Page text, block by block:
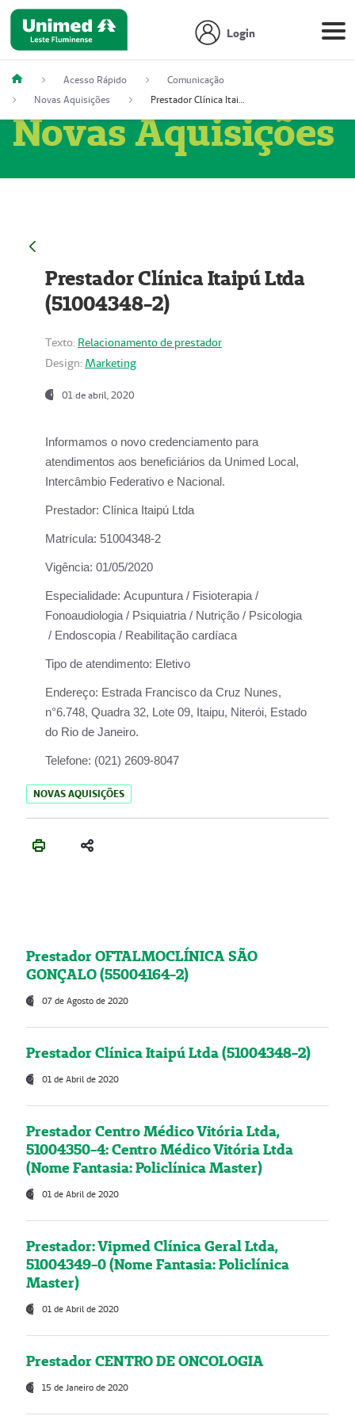
Login
Acesso Rápido
Comunicação
Novas Aquisições
Prestador Clínica Itaipú Ltda (51004348-2)
Novas Aquisições
Prestador Clínica Itaipú Ltda
(51004348-2)
Texto: Relacionamento de prestador
Design: Marketing
01 de abril, 2020
Informamos o novo credenciamento para
atendimentos aos beneficiários da Unimed Local,
Intercâmbio Federativo e Nacional.
Prestador: Clínica Itaipú Ltda
Matrícula: 51004348-2
Vigência: 01/05/2020
Especialidade: Acupuntura / Fisioterapia /
Fonoaudiologia / Psiquiatria / Nutrição / Psicologia
/ Endoscopia / Reabilitação cardíaca
Tipo de atendimento: Eletivo
Endereço: Estrada Francisco da Cruz Nunes,
n°6.748, Quadra 32, Lote 09, Itaipu, Niterói, Estado
do Rio de Janeiro.
Telefone: (021) 2609-8047
NOVAS AQUISIÇÕES
Prestador OFTALMOCLÍNICA SÃO
GONÇALO (55004164-2)
07 de Agosto de 2020
Prestador Clínica Itaipú Ltda (51004348-2)
01 de Abril de 2020
Prestador Centro Médico Vitória Ltda,
51004350-4: Centro Médico Vitória Ltda
(Nome Fantasia: Policlínica Master)
01 de Abril de 2020
Prestador: Vipmed Clínica Geral Ltda,
51004349-0 (Nome Fantasia: Policlínica
Master)
01 de Abril de 2020
Prestador CENTRO DE ONCOLOGIA
15 de Janeiro de 2020